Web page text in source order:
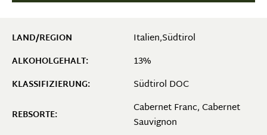
LAND/REGION Italien,Südtirol
ALKOHOLGEHALT: 13%
KLASSIFIZIERUNG: Südtirol DOC
REBSORTE: Cabernet Franc, Cabernet
Sauvignon